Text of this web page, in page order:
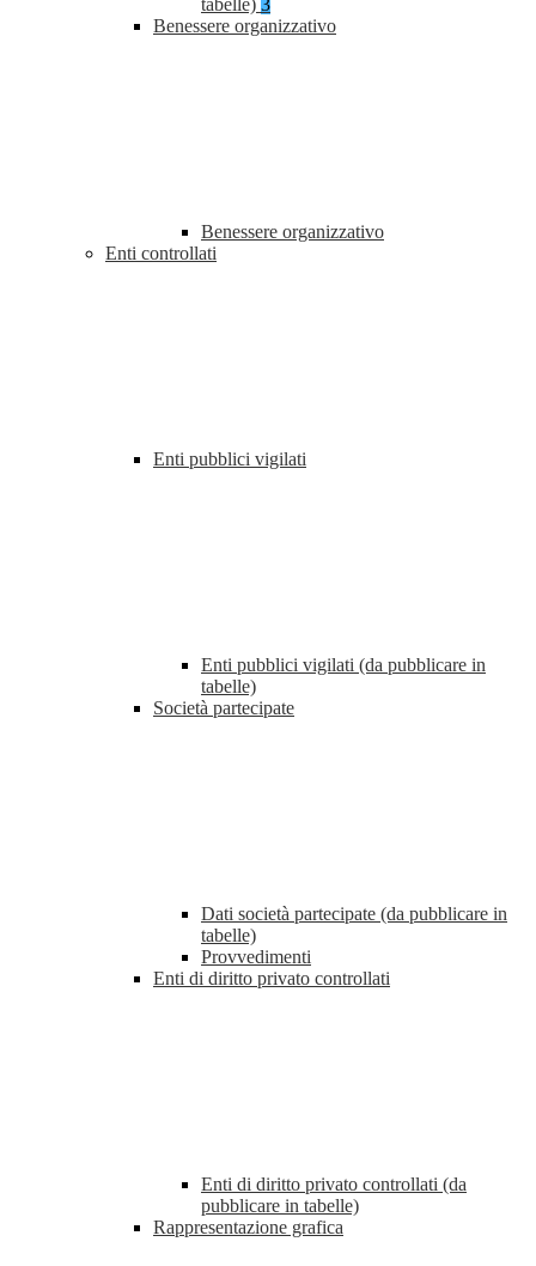
tabelle) 3
Benessere organizzativo
Benessere organizzativo
Enti controllati
Enti pubblici vigilati
Enti pubblici vigilati (da pubblicare in
tabelle)
Società partecipate
Dati società partecipate (da pubblicare in
tabelle)
Provvedimenti
Enti di diritto privato controllati
Enti di diritto privato controllati (da
pubblicare in tabelle)
Rappresentazione grafica